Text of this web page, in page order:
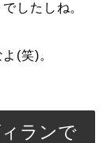
したしね。
(笑)。
ランで